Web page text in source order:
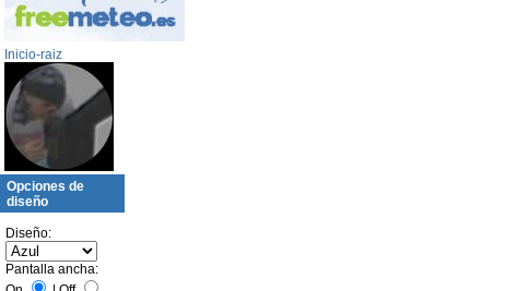
Inicio-raiz
Opciones de
diseño
Diseño:
Pantalla ancha: